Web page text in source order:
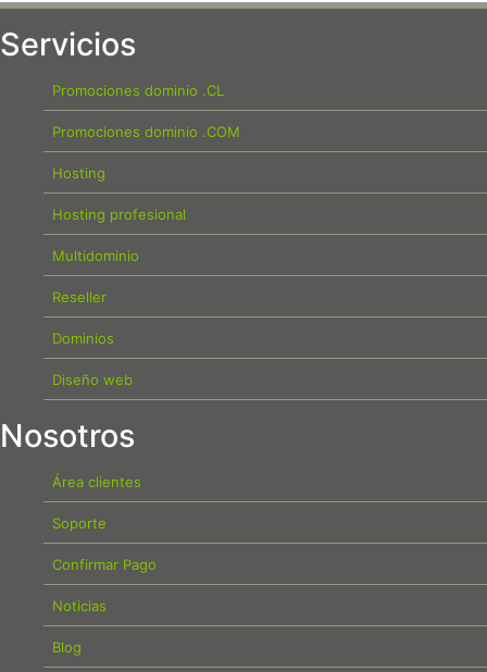
Servicios
Promociones dominio .CL
Promociones dominio .COM
Hosting
Hosting profesional
Multidominio
Reseller
Dominios
Diseño web
Nosotros
Área clientes
Soporte
Confirmar Pago
Noticias
Blog